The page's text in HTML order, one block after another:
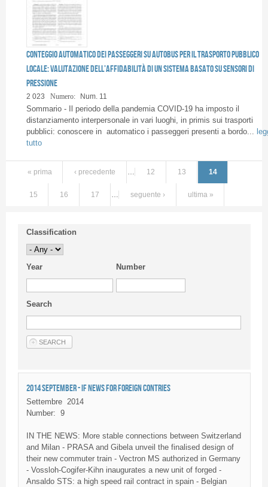
Conteggio automatico dei passeggeri su autobus per il trasporto pubblico
locale: valutazione dell’affidabilità di un sistema basato su sensori di
pressione
2 023 Numero: Num. 11
Sommario - Il periodo della pandemia COVID-19 ha imposto il
distanziamento interpersonale in vari luoghi, in primis sui trasporti
pubblici: conoscere in automatico i passeggeri presenti a bordo...
tutto
« prima ‹ precedente … 12 13 14
15 16 17 … seguente › ultima »
Classification
Year Number
Search
2014 SEPTEMBER - IF NEWS FOR FOREIGN CONTRIES
Settembre 2014
Number: 9
IN THE NEWS: More stable connections between Switzerland
and Milan - PRASA and Gibela unveil the finalised design of
their new commuter train - Vectron MS authorized in Germany
- Vossloh-Cogifer-Kihn inaugurates a new unit of forged -
Ansaldo STS: a high speed rail contract in spain - Belgian